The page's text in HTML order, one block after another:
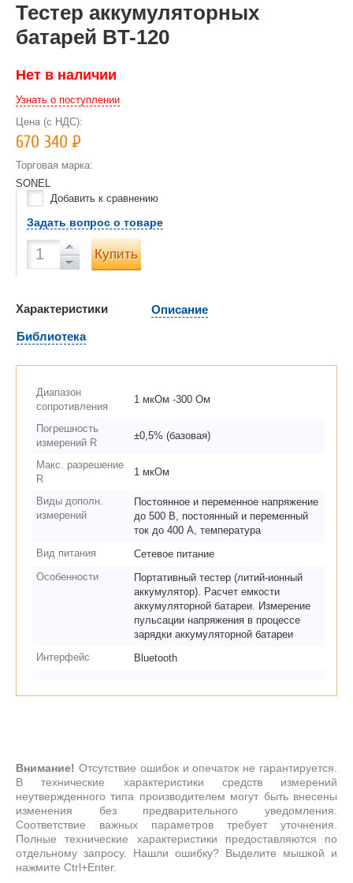
Тестер аккумуляторных
батарей BT-120
Нет в наличии
Узнать о поступлении
Цена (с НДС):
670 340Р
Торговая марка:
SONEL
Добавить к сравнению
Задать вопрос о товаре
Купить
Характеристики
Описание
Библиотека
Диапазон
сопротивления
1 мкОм -300 Ом
Погрешность
измерений R
±0,5% (базовая)
Макс. разрешение
R
1 мкОм
Виды дополн.
измерений
Постоянное и переменное напряжение
до 500 В, постоянный и переменный
ток до 400 А, температура
Вид питания
Сетевое питание
Особенности
Портативный тестер (литий-ионный
аккумулятор). Расчет емкости
аккумуляторной батареи. Измерение
пульсации напряжения в процессе
зарядки аккумуляторной батареи
Интерфейс
Bluetooth
Внимание! Отсутствие ошибок и опечаток не гарантируется.
В технические характеристики средств измерений
неутвержденного типа производителем могут быть внесены
изменения без предварительного уведомления.
Соответствие важных параметров требует уточнения.
Полные технические характеристики предоставляются по
отдельному запросу. Нашли ошибку? Выделите мышкой и
нажмите Ctrl+Enter.